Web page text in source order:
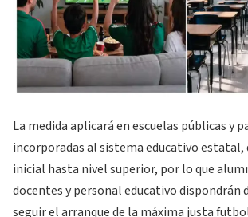
La medida aplicará en escuelas públicas y
incorporadas al sistema educativo estatal,
inicial hasta nivel superior, por lo que
docentes y personal educativo dispondrán
seguir el arranque de la máxima justa